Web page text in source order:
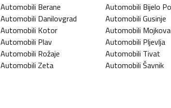
Automobili Berane Automobili Bijelo
Automobili Danilovgrad Automobili Gusinje
Automobili Kotor Automobili
Automobili Plav Automobili Pljevlja
Automobili Rožaje Automobili Tivat
Automobili Zeta Automobili Šavnik